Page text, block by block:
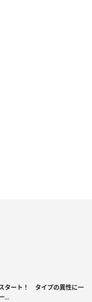
タート！ タイプの異性に一
...